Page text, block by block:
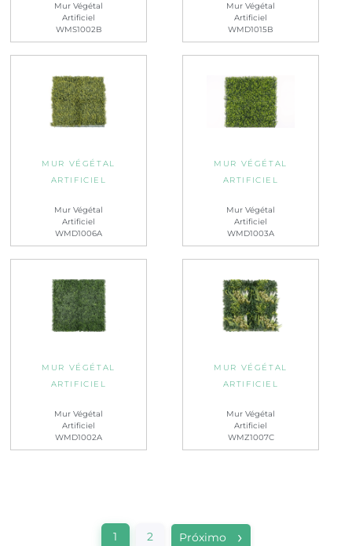
Mur Végétal
Artificiel
WMS1002B
Mur Végétal
Artificiel
WMD1015B
MUR VÉGÉTAL
ARTIFICIEL
Mur Végétal
Artificiel
WMD1006A
MUR VÉGÉTAL
ARTIFICIEL
Mur Végétal
Artificiel
WMD1003A
MUR VÉGÉTAL
ARTIFICIEL
Mur Végétal
Artificiel
WMD1002A
MUR VÉGÉTAL
ARTIFICIEL
Mur Végétal
Artificiel
WMZ1007C
1 2 Próximo